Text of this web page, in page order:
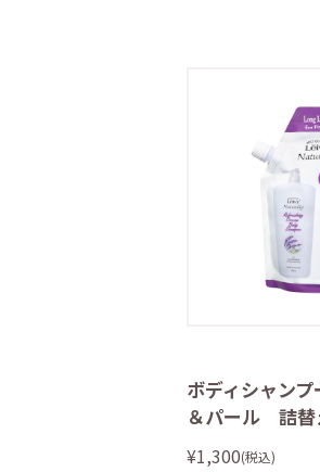
ボディシャン
＆パール 詰
¥1,300(税込)